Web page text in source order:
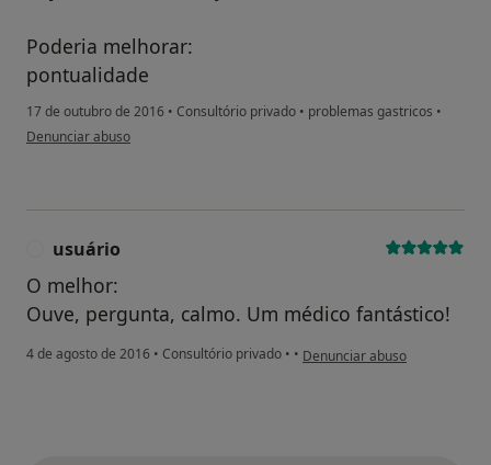
Poderia melhorar:
pontualidade
17 de outubro de 2016 • Consultório privado • problemas gastricos •
na opinião do utilizador anônimo
Denunciar abuso
usuário
O melhor:
Ouve, pergunta, calmo. Um médico fantástico!
4 de agosto de 2016 • Consultório privado • • na opinião do utilizador
Denunciar abuso